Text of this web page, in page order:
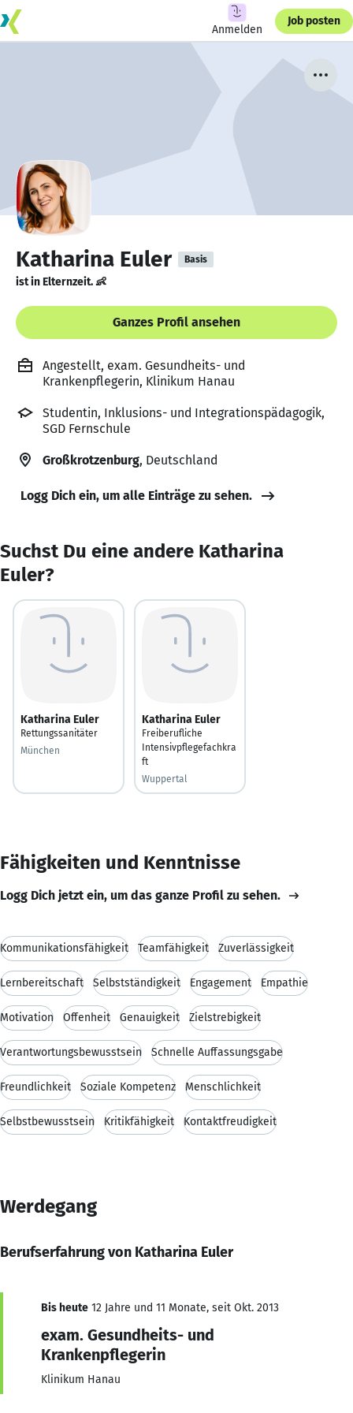
Anmelden
Job posten
Katharina Euler Basis
ist in Elternzeit. 👶
Ganzes Profil ansehen
Angestellt, exam. Gesundheits- und
Krankenpflegerin, Klinikum Hanau
Studentin, Inklusions- und Integrationspädagogik,
SGD Fernschule
Großkrotzenburg, Deutschland
Logg Dich ein, um alle Einträge zu sehen.
Suchst Du eine andere Katharina
Euler?
Katharina Euler
Rettungssanitäter
München
Katharina Euler
Freiberufliche
Intensivpflegefachkra
ft
Wuppertal
Fähigkeiten und Kenntnisse
Logg Dich jetzt ein, um das ganze Profil zu sehen.
Kommunikationsfähigkeit Teamfähigkeit Zuverlässigkeit
Lernbereitschaft Selbstständigkeit Engagement Empathie
Motivation Offenheit Genauigkeit Zielstrebigkeit
Verantwortungsbewusstsein Schnelle Auffassungsgabe
Freundlichkeit Soziale Kompetenz Menschlichkeit
Selbstbewusstsein Kritikfähigkeit Kontaktfreudigkeit
Werdegang
Berufserfahrung von Katharina Euler
Bis heute 12 Jahre und 11 Monate, seit Okt. 2013
exam. Gesundheits- und
Krankenpflegerin
Klinikum Hanau